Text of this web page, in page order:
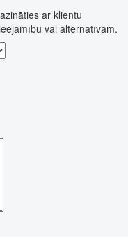
ar klientu
vai alternatīvām.